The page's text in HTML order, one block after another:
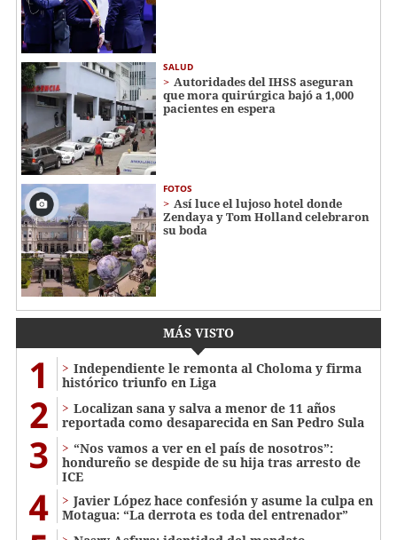
SALUD
Autoridades del IHSS aseguran
que mora quirúrgica bajó a 1,000
pacientes en espera
FOTOS
Así luce el lujoso hotel donde
Zendaya y Tom Holland celebraron
su boda
MÁS VISTO
1
Independiente le remonta al Choloma y firma
histórico triunfo en Liga
2
Localizan sana y salva a menor de 11 años
reportada como desaparecida en San Pedro Sula
3
“Nos vamos a ver en el país de nosotros”:
hondureño se despide de su hija tras arresto de
ICE
4
Javier López hace confesión y asume la culpa en
Motagua: “La derrota es toda del entrenador”